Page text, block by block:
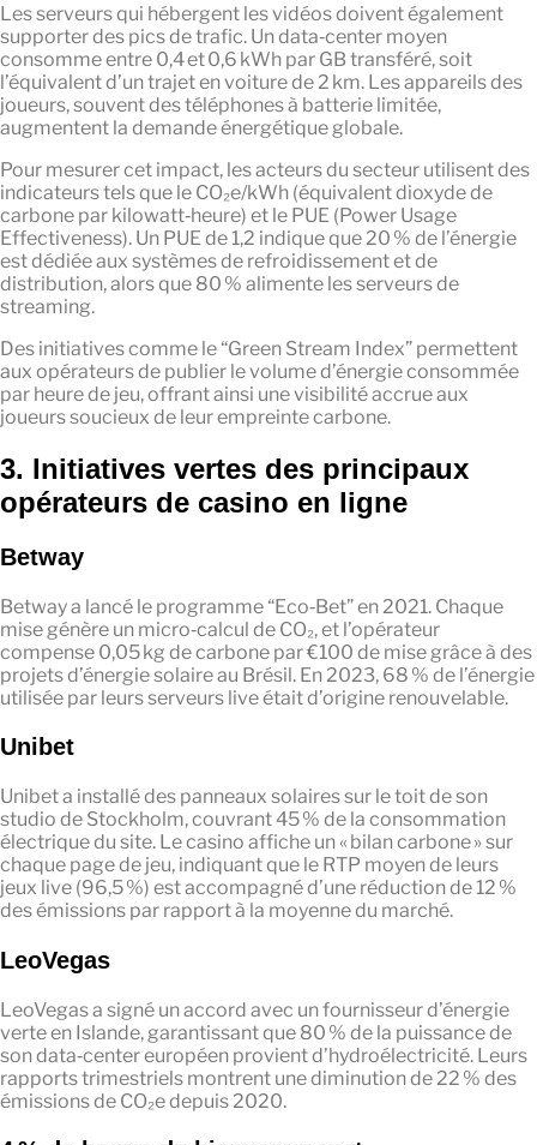
Les serveurs qui hébergent les vidéos doivent également
supporter des pics de trafic. Un data‑center moyen
consomme entre 0,4 et 0,6 kWh par GB transféré, soit
l’équivalent d’un trajet en voiture de 2 km. Les appareils des
joueurs, souvent des téléphones à batterie limitée,
augmentent la demande énergétique globale.
Pour mesurer cet impact, les acteurs du secteur utilisent des
indicateurs tels que le CO₂e/kWh (équivalent dioxyde de
carbone par kilowatt‑heure) et le PUE (Power Usage
Effectiveness). Un PUE de 1,2 indique que 20 % de l’énergie
est dédiée aux systèmes de refroidissement et de
distribution, alors que 80 % alimente les serveurs de
streaming.
Des initiatives comme le “Green Stream Index” permettent
aux opérateurs de publier le volume d’énergie consommée
par heure de jeu, offrant ainsi une visibilité accrue aux
joueurs soucieux de leur empreinte carbone.
3. Initiatives vertes des principaux
opérateurs de casino en ligne
Betway
Betway a lancé le programme “Eco‑Bet” en 2021. Chaque
mise génère un micro‑calcul de CO₂, et l’opérateur
compense 0,05 kg de carbone par €100 de mise grâce à des
projets d’énergie solaire au Brésil. En 2023, 68 % de l’énergie
utilisée par leurs serveurs live était d’origine renouvelable.
Unibet
Unibet a installé des panneaux solaires sur le toit de son
studio de Stockholm, couvrant 45 % de la consommation
électrique du site. Le casino affiche un « bilan carbone » sur
chaque page de jeu, indiquant que le RTP moyen de leurs
jeux live (96,5 %) est accompagné d’une réduction de 12 %
des émissions par rapport à la moyenne du marché.
LeoVegas
LeoVegas a signé un accord avec un fournisseur d’énergie
verte en Islande, garantissant que 80 % de la puissance de
son data‑center européen provient d’hydroélectricité. Leurs
rapports trimestriels montrent une diminution de 22 % des
émissions de CO₂e depuis 2020.